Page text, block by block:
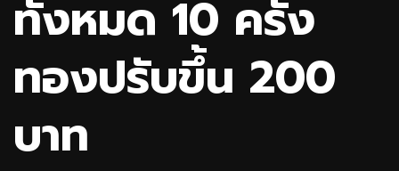
ทั้งหมด 10 ครั้ง
ทองปรับขึ้น 200
บาท